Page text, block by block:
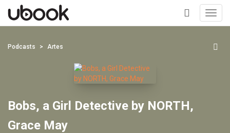
+
Podcasts Artes
Bobs, a Girl Detective by NORTH,
Grace May